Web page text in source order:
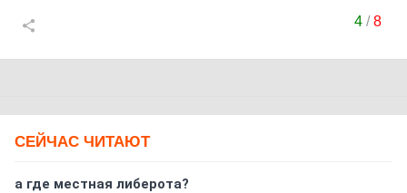
4/8
СЕЙЧАС ЧИТАЮТ
а где местная либерота?